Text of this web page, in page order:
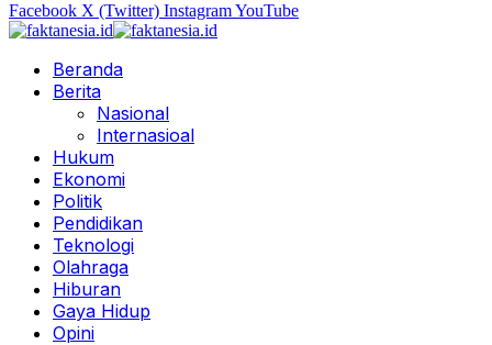
Facebook X (Twitter) InstagramYouTube
Beranda
Berita
Nasional
Internasioal
Hukum
Ekonomi
Politik
Pendidikan
Teknologi
Olahraga
Hiburan
Gaya Hidup
Opini